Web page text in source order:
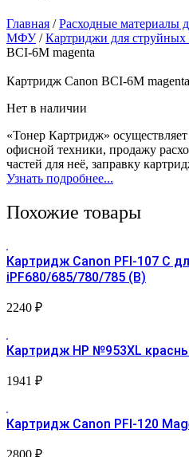
Главная /Расходные материалы
МФУ/Картриджи для струйных
BCI-6M magenta
Картридж Canon BCI-6M magenta
Нет в наличии
«Тонер Картридж»
офисной техники, продажу
частей для неё, заправку
Узнать подробнее...
Похожие товары
Картридж Canon PFI-107 С
iPF680/685/780/785 (B)
2240 ₽
Картридж HP №953XL
1941 ₽
Картридж Canon PFI-120
2800 ₽